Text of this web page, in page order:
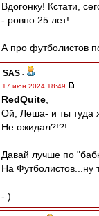
Вдогонку! Кстати,
- ровно 25 лет!
А про футболистов
SAS -
17 июн 2024 18:49
RedQuite
Ой, Леша- и ты туда
Не ожидал?!?!
Давай лучше по
На Футболистов...ну
-:)